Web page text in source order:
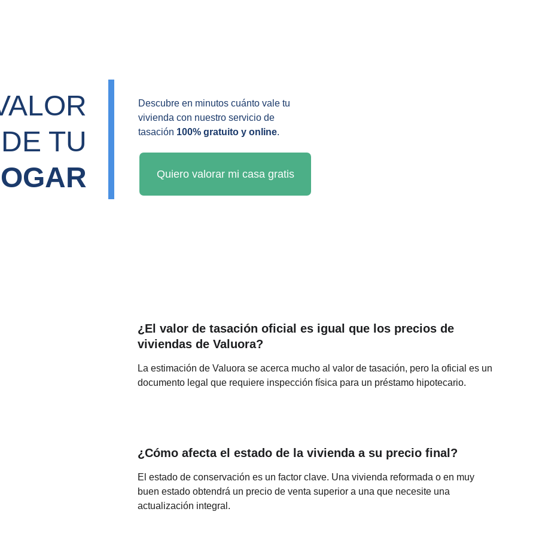
DE TU
Quiero valorar mi casa gratis
Descubre en minutos cuánto vale tu
vivienda con nuestro servicio de
tasación 100% gratuito y online.
¿El valor de tasación oficial es igual que los precios de
viviendas de Valuora?
La estimación de Valuora se acerca mucho al valor de tasación, pero la oficial es un
documento legal que requiere inspección física para un préstamo hipotecario.
¿Cómo afecta el estado de la vivienda a su precio final?
El estado de conservación es un factor clave. Una vivienda reformada o en muy
buen estado obtendrá un precio de venta superior a una que necesite una
actualización integral.